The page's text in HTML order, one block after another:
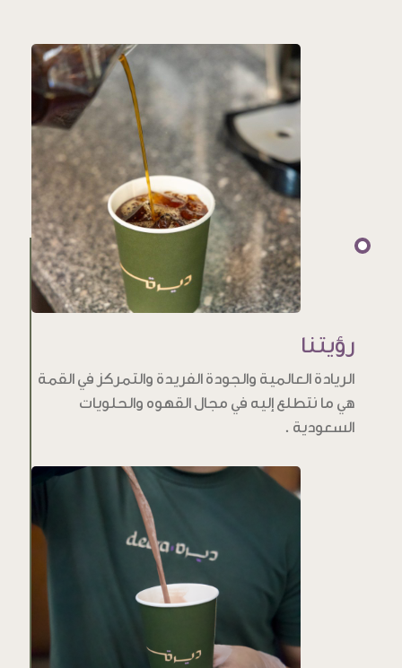
رؤيتنا
الريادة العالمية والجودة الفريدة والتمركز في القمة
هي ما نتطلع إليه في مجال القهوه والحلويات
السعودية .